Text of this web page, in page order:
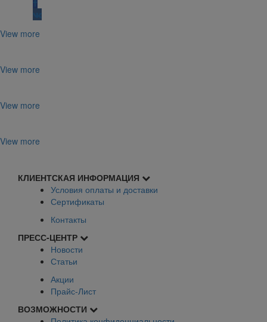
View more
View more
View more
View more
КЛИЕНТСКАЯ ИНФОРМАЦИЯ
Условия оплаты и доставки
Сертификаты
Контакты
ПРЕСС-ЦЕНТР
Новости
Статьи
Акции
Прайс-Лист
ВОЗМОЖНОСТИ